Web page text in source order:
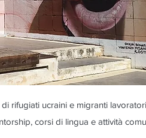
rifugiati ucraini e migranti
corsi di lingua e attività